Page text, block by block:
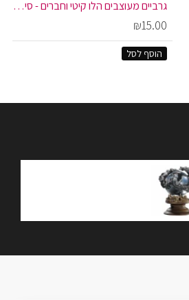
גרביים מעוצבים הלו קיטי וחברים - סינמורול
₪15.00
הוסף לסל
כדור קריסטל הדמנטורים
₪499.00